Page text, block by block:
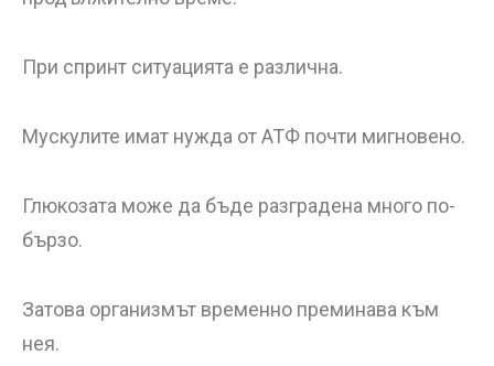
При спринт ситуацията е различна.
Мускулите имат нужда от АТФ почти мигновено.
Глюкозата може да бъде разградена много по-
бързо.
Затова организмът временно преминава към
нея.